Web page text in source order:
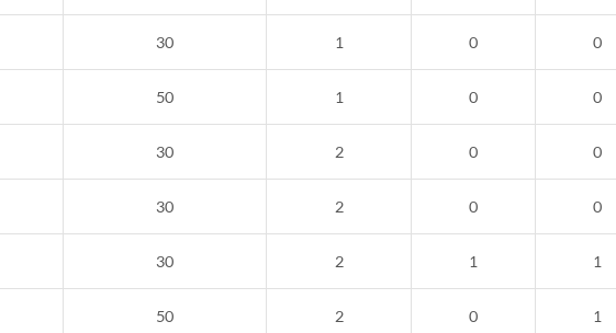
30 1 0 0
50 1 0 0
30 2 0 0
30 2 0 0
30 2 1 1
50 2 0 1